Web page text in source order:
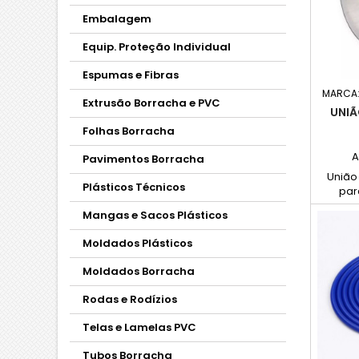
Embalagem
Equip. Proteção Individual
Espumas e Fibras
Extrusão Borracha e PVC
Folhas Borracha
Pavimentos Borracha
Plásticos Técnicos
Mangas e Sacos Plásticos
Moldados Plásticos
Moldados Borracha
Rodas e Rodízios
Telas e Lamelas PVC
Tubos Borracha
MARCA:
Alta
à